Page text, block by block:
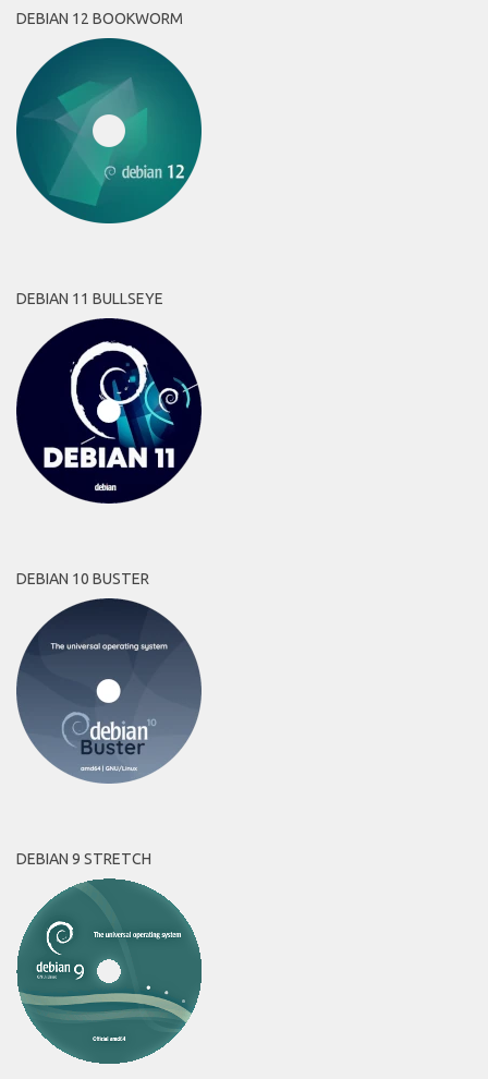
DEBIAN 12 BOOKWORM
DEBIAN 11 BULLSEYE
DEBIAN 10 BUSTER
DEBIAN 9 STRETCH